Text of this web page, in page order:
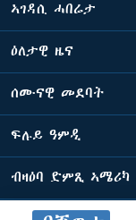
ኣገዳሲ ሓበሬታ
ዕለታዊ ዜና
ሰሙናዊ መደባት
ፍሉይ ዓምዲ
ብዛዕባ ድምጺ ኣሜሪካ